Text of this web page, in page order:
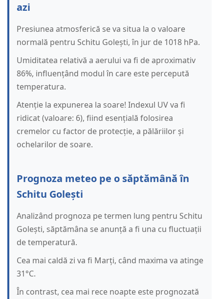
azi
Presiunea atmosferică se va situa la o valoare
normală pentru Schitu Golești, în jur de 1018 hPa.
Umiditatea relativă a aerului va fi de aproximativ
86%, influențând modul în care este percepută
temperatura.
Atenție la expunerea la soare! Indexul UV va fi
ridicat (valoare: 6), fiind esențială folosirea
cremelor cu factor de protecție, a pălăriilor și
ochelarilor de soare.
Prognoza meteo pe o săptămână în
Schitu Golești
Analizând prognoza pe termen lung pentru Schitu
Golești, săptămâna se anunță a fi una cu fluctuații
de temperatură.
Cea mai caldă zi va fi Marți, când maxima va atinge
31°C.
În contrast, cea mai rece noapte este prognozată